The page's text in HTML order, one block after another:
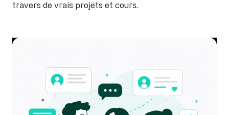
travers de vrais projets et cours.